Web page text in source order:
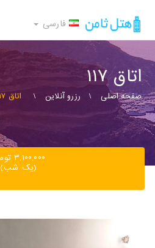
فارسی
اتاق ۱۱۷
صفحه اصلی رزرو آنلاین اتاق ۱۱۷
۳,۱۰۰,۰۰۰ تومان
(یک شب)